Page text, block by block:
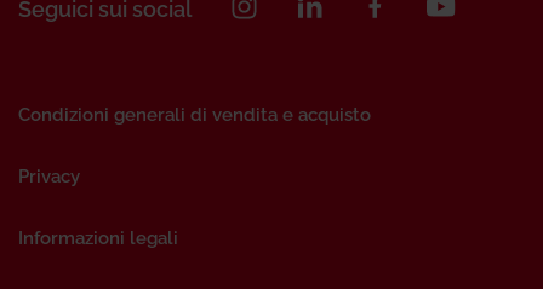
Seguici sui social
Condizioni generali di vendita e acquisto
Privacy
Informazioni legali